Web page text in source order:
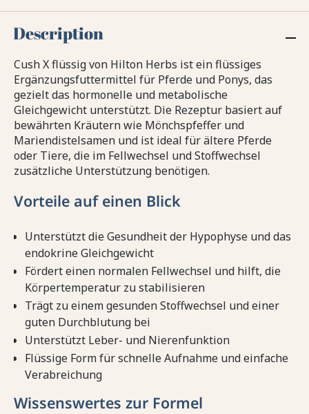
Description
Cush X flüssig von Hilton Herbs ist ein flüssiges
Ergänzungsfuttermittel für Pferde und Ponys, das
gezielt das hormonelle und metabolische
Gleichgewicht unterstützt. Die Rezeptur basiert auf
bewährten Kräutern wie Mönchspfeffer und
Mariendistelsamen und ist ideal für ältere Pferde
oder Tiere, die im Fellwechsel und Stoffwechsel
zusätzliche Unterstützung benötigen.
Vorteile auf einen Blick
Unterstützt die Gesundheit der Hypophyse und das
endokrine Gleichgewicht
Fördert einen normalen Fellwechsel und hilft, die
Körpertemperatur zu stabilisieren
Trägt zu einem gesunden Stoffwechsel und einer
guten Durchblutung bei
Unterstützt Leber- und Nierenfunktion
Flüssige Form für schnelle Aufnahme und einfache
Verabreichung
Wissenswertes zur Formel